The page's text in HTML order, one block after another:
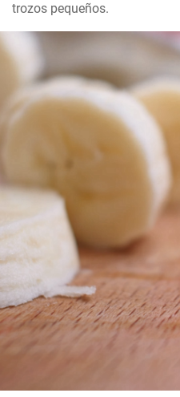
trozos pequeños.